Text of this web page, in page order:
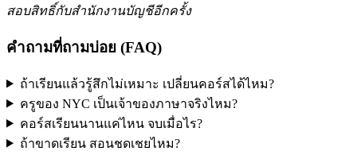
สอบสิทธิ์กับสำนักงานบัญชีอีกครั้ง
คำถามที่ถามบ่อย (FAQ)
ถ้าเรียนแล้วรู้สึกไม่เหมาะ เปลี่ยนคอร์สได้ไหม?
ครูของ NYC เป็นเจ้าของภาษาจริงไหม?
คอร์สเรียนนานแค่ไหน จบเมื่อไร?
ถ้าขาดเรียน สอนชดเชยไหม?